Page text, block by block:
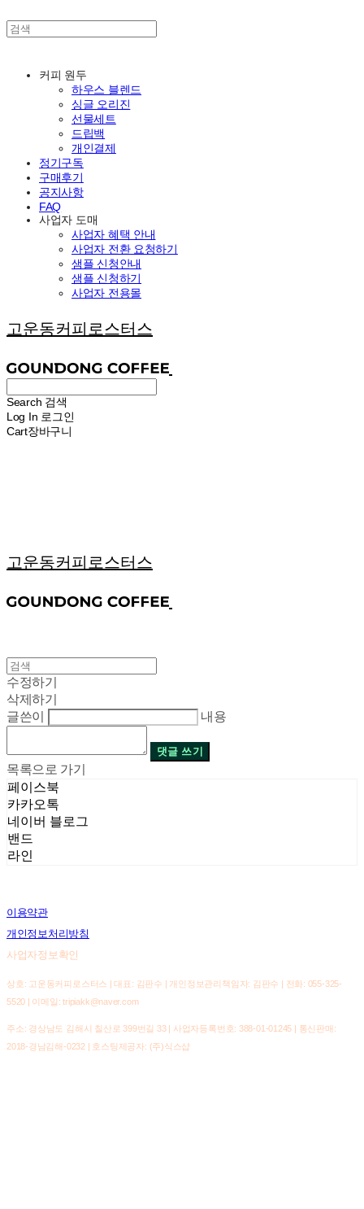
커피 원두
하우스 블렌드
싱글 오리진
선물세트
드립백
개인결제
정기구독
구매후기
공지사항
FAQ
사업자 도매
사업자 혜택 안내
사업자 전환 요청하기
샘플 신청안내
샘플 신청하기
사업자 전용몰
고운동커피로스터스
Search 검색
Log In 로그인
Cart장바구니
고운동커피로스터스
수정하기
삭제하기
글쓴이
내용
댓글 쓰기
목록으로 가기
페이스북
카카오톡
네이버 블로그
밴드
라인
이용약관
개인정보처리방침
사업자정보확인
상호: 고운동커피로스터스 | 대표: 김판수 | 개인정보관리책임자: 김판수 | 전화: 055-325-
5520 | 이메일: tripiakk@naver.com
주소: 경상남도 김해시 칠산로 399번길 33 | 사업자등록번호: 388-01-01245 | 통신판매:
2018-경남김해-0232| 호스팅제공자: (주)식스샵